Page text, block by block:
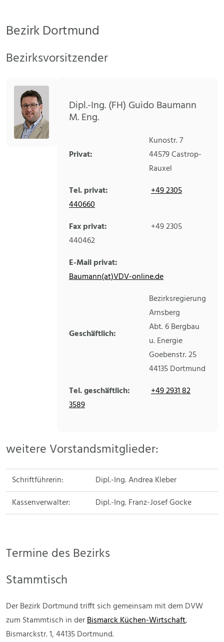
Bezirk Dortmund
Bezirksvorsitzender
Dipl.-Ing. (FH) Guido Baumann
M. Eng.
Privat:
Kunostr. 7
44579Castrop-
Rauxel
Tel. privat:
+49 2305
440660
Fax privat:
+49 2305
440462
E-Mail privat:
Baumann(at)VDV-online.de
Geschäftlich:
Bezirksregierung
Arnsberg
Abt. 6 Bergbau
u. Energie
Goebenstr. 25
44135Dortmund
Tel. geschäftlich:
+49 2931 82
3589
weitere Vorstandsmitglieder:
Schriftführerin:
Dipl.-Ing. Andrea Kleber
Kassenverwalter:
Dipl.-Ing. Franz-Josef Gocke
Termine des Bezirks
Stammtisch
Der Bezirk Dortmund trifft sich gemeinsam mit dem DVW
zum Stammtisch in derBismarck Küchen-Wirtschaft,
Bismarckstr. 1, 44135 Dortmund.